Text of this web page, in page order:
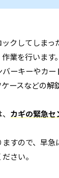
クしてしまっ
業を行います。
ーキーやカ
ースなどの解
カギの緊急
すので、早
さい。